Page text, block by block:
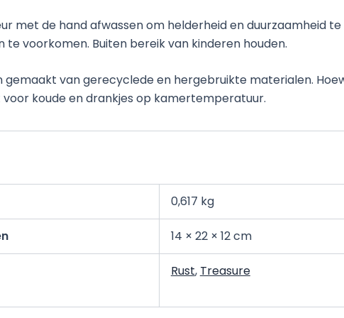
met de hand afwassen om helderheid en duurzaamheid
voorkomen. Buiten bereik van kinderen houden.
gemaakt van gerecyclede en hergebruikte materialen.
koude en drankjes op kamertemperatuur.
0,617 kg
14 × 22 × 12 cm
Rust, Treasure